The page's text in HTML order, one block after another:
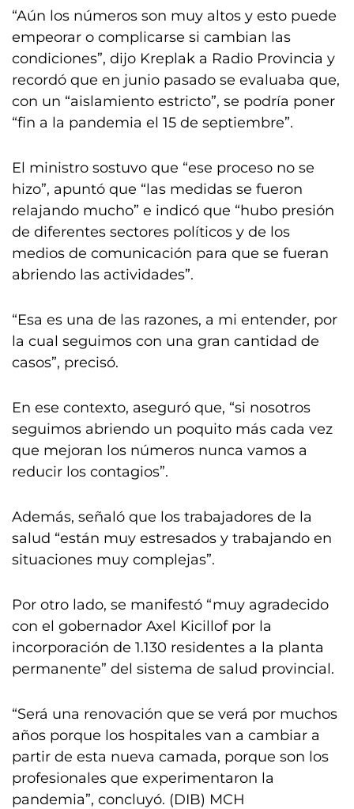
“Aún los números son muy altos y esto puede
empeorar o complicarse si cambian las
condiciones”, dijo Kreplak a Radio Provincia y
recordó que en junio pasado se evaluaba que,
con un “aislamiento estricto”, se podría poner
“fin a la pandemia el 15 de septiembre”.
El ministro sostuvo que “ese proceso no se
hizo”, apuntó que “las medidas se fueron
relajando mucho” e indicó que “hubo presión
de diferentes sectores políticos y de los
medios de comunicación para que se fueran
abriendo las actividades”.
“Esa es una de las razones, a mi entender, por
la cual seguimos con una gran cantidad de
casos”, precisó.
En ese contexto, aseguró que, “si nosotros
seguimos abriendo un poquito más cada vez
que mejoran los números nunca vamos a
reducir los contagios”.
Además, señaló que los trabajadores de la
salud “están muy estresados y trabajando en
situaciones muy complejas”.
Por otro lado, se manifestó “muy agradecido
con el gobernador Axel Kicillof por la
incorporación de 1.130 residentes a la planta
permanente” del sistema de salud provincial.
“Será una renovación que se verá por muchos
años porque los hospitales van a cambiar a
partir de esta nueva camada, porque son los
profesionales que experimentaron la
pandemia”, concluyó. (DIB) MCH